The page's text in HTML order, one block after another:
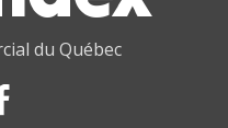
du Québec